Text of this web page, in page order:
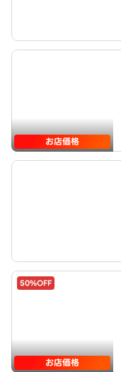
お店価格
50%OFF
お店価格